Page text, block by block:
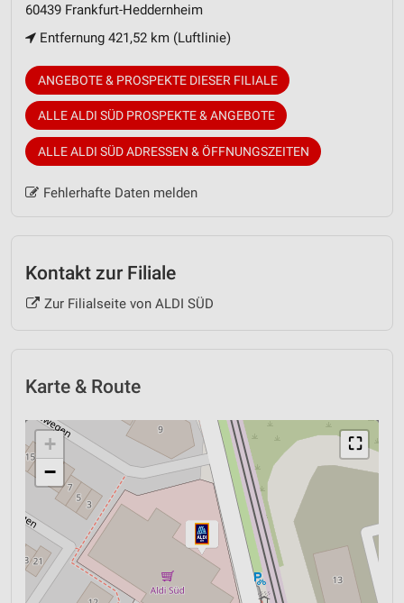
60439 Frankfurt-Heddernheim
Entfernung 421,52 km (Luftlinie)
ANGEBOTE & PROSPEKTE DIESER FILIALE
ALLE ALDI SÜD PROSPEKTE & ANGEBOTE
ALLE ALDI SÜD ADRESSEN & ÖFFNUNGSZEITEN
Fehlerhafte Daten melden
Kontakt zur Filiale
Zur Filialseite von ALDI SÜD
Karte & Route
⛶
+
−